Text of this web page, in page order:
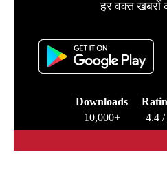
हर वक्त
Downloads
10,000+
4.4 /